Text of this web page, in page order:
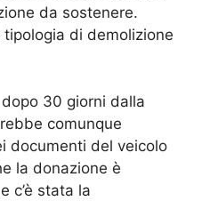
da sostenere.
di demolizione
30 giorni dalla
comunque
documenti del veicolo
la donazione è
c’è stata la